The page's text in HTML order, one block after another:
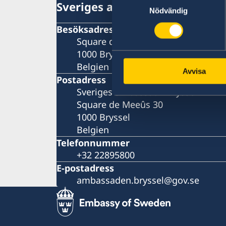
Nödvändig
Avvisa
Sveriges ambassad
Besöksadress
Square de Meeûs 30
1000 Bryssel
Belgien
Postadress
Sveriges ambassad i Bryssel
Square de Meeûs 30
1000 Bryssel
Belgien
Telefonnummer
+32 22895800
E-postadress
ambassaden.bryssel@gov.se